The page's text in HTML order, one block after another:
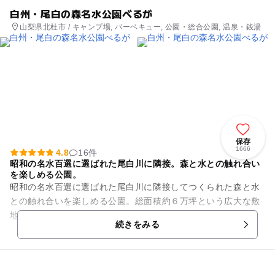
白州・尾白の森名水公園べるが
山梨県北杜市 / キャンプ場, バーベキュー, 公園・総合公園, 温泉・銭湯
保存
1666
4.8
16件
昭和の名水百選に選ばれた尾白川に隣接。森と水との触れ合い
を楽しめる公園。
昭和の名水百選に選ばれた尾白川に隣接してつくられた森と水
との触れ合いを楽しめる公園。総面積約６万坪という広大な敷
地内は森の散策路などのある『フォレストゾーン』、尾白川の
『リバーサイドゾーン』、総...続きをみる